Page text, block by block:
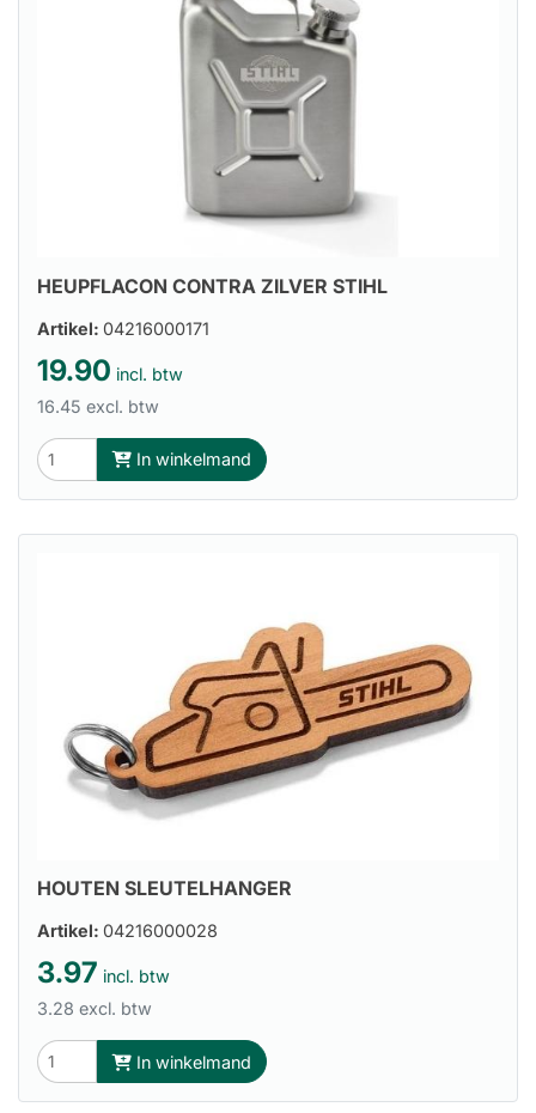
HEUPFLACON CONTRA ZILVER STIHL
Artikel: 04216000171
19.90 incl. btw
16.45 excl. btw
In winkelmand
HOUTEN SLEUTELHANGER
Artikel: 04216000028
3.97 incl. btw
3.28 excl. btw
In winkelmand